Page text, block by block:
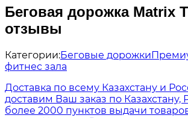
Беговая дорожка Matrix
отзывы
Категории:Беговые дорожки
фитнес зала
Доставка по всему Казахстану и
доставим Ваш заказ по Казахстану,
более 2000 пунктов выдачи